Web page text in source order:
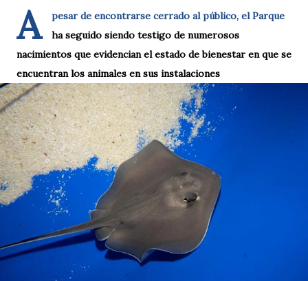
A
pesar de encontrarse cerrado al público, el Parque
ha seguido siendo testigo de numerosos
nacimientos que evidencian el estado de bienestar en que se
encuentran los animales en sus instalaciones